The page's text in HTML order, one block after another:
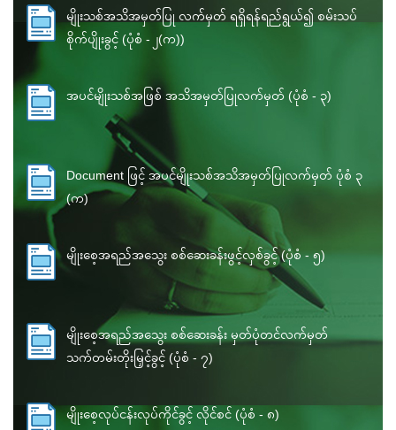
မျိုးသစ်အသိအမှတ်ပြု လက်မှတ် ရရှိရန်ရည်ရွယ်၍ စမ်းသပ်
စိုက်ပျိုးခွင့် (ပုံစံ - ၂(က))
အပင်မျိုးသစ်အဖြစ် အသိအမှတ်ပြုလက်မှတ် (ပုံစံ - ၃)
Document ဖြင့် အပင်မျိုးသစ်အသိအမှတ်ပြုလက်မှတ် ပုံစံ ၃
(က)
မျိုးစေ့အရည်အသွေး စစ်ဆေးခန်းဖွင့်လှစ်ခွင့် (ပုံစံ - ၅)
မျိုးစေ့အရည်အသွေး စစ်ဆေးခန်း မှတ်ပုံတင်လက်မှတ်
သက်တမ်းတိုးမြှင့်ခွင့် (ပုံစံ - ၇)
မျိုးစေ့လုပ်ငန်းလုပ်ကိုင်ခွင့် လိုင်စင် (ပုံစံ - ၈)